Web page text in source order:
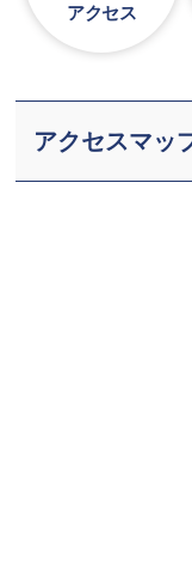
アクセス
アクセスマッ